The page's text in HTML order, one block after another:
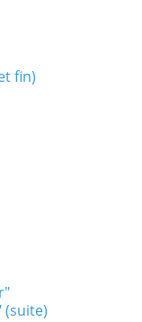
fin)
(suite)